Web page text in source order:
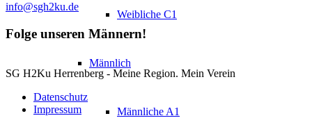
Weibliche C1
Männlich
Männliche A1
info@sgh2ku.de
Folge unseren Männern!
SG H2Ku Herrenberg - Meine Region. Mein Verein
Datenschutz
Impressum